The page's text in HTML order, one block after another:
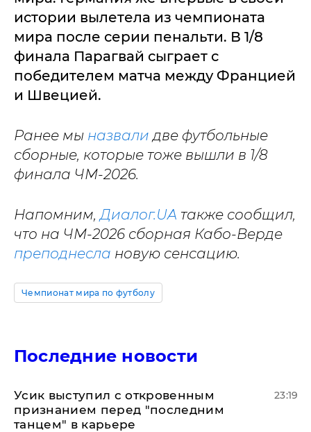
истории вылетела из чемпионата
мира после серии пенальти. В 1/8
финала Парагвай сыграет с
победителем матча между Францией
и Швецией.
Ранее мы назвали две футбольные
сборные, которые тоже вышли в 1/8
финала ЧМ-2026.
Напомним,Диалог.UA также сообщил,
что на ЧМ-2026 сборная Кабо-Верде
преподнесла новую сенсацию.
Чемпионат мира по футболу
Последние новости
Усик выступил с откровенным
признанием перед "последним
танцем" в карьере
23:19